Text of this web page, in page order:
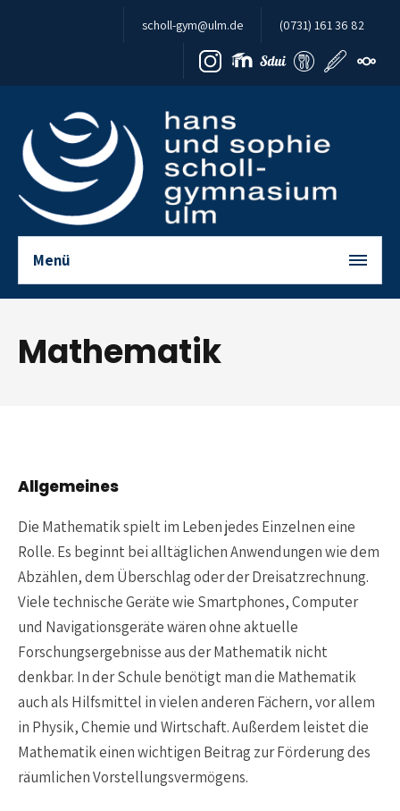
Zum Inhalt springen
scholl-gym@ulm.de (0731) 161 36 82
Menü
Mathematik
Allgemeines
Die Mathematik spielt im Leben jedes Einzelnen eine
Rolle. Es beginnt bei alltäglichen Anwendungen wie dem
Abzählen, dem Überschlag oder der Dreisatzrechnung.
Viele technische Geräte wie Smartphones, Computer
und Navigationsgeräte wären ohne aktuelle
Forschungsergebnisse aus der Mathematik nicht
denkbar. In der Schule benötigt man die Mathematik
auch als Hilfsmittel in vielen anderen Fächern, vor allem
in Physik, Chemie und Wirtschaft. Außerdem leistet die
Mathematik einen wichtigen Beitrag zur Förderung des
räumlichen Vorstellungsvermögens.